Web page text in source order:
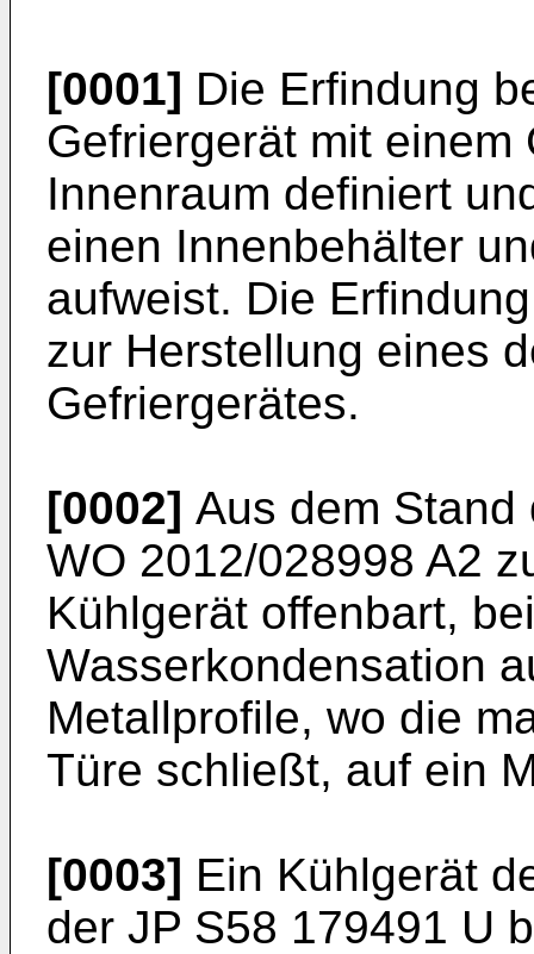
[0001] Die Erfindung
Gefriergerät mit
Innenraum definiert
einen Innenbehälter
aufweist. Die
zur Herstellung eines
Gefriergerätes.
[0002] Aus dem Stand
WO 2012/028998 A2
Kühlgerät offenbart,
Wasserkondensation
Metallprofile, wo die
Türe schließt, auf ein
[0003] Ein Kühlgerät
der JP S58 179491 U